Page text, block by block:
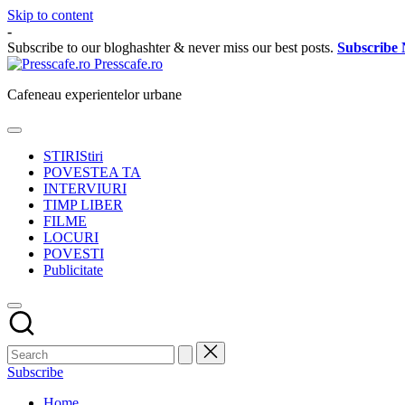
Skip to content
-
Subscribe to our bloghashter & never miss our best posts. Subscribe
Presscafe.ro
Cafeneau experientelor urbane
STIRIStiri
POVESTEA TA
INTERVIURI
TIMP LIBER
FILME
LOCURI
POVESTI
Publicitate
Subscribe